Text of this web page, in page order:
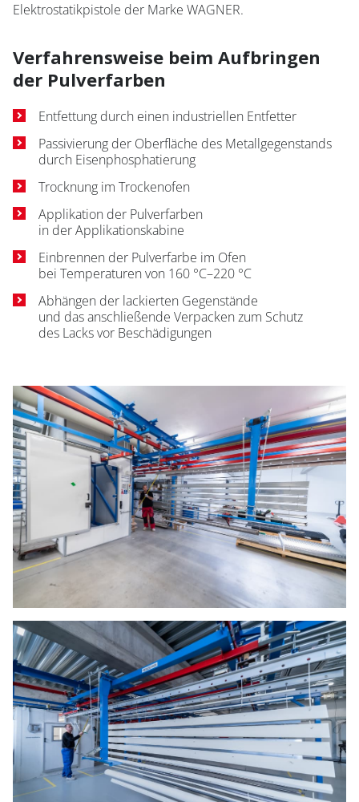
Elektrostatikpistole der Marke WAGNER.
Verfahrensweise beim Aufbringen
der Pulverfarben
Entfettung durch einen industriellen Entfetter
Passivierung der Oberfläche des Metallgegenstands
durch Eisenphosphatierung
Trocknung im Trockenofen
Applikation der Pulverfarben
in der Applikationskabine
Einbrennen der Pulverfarbe im Ofen
bei Temperaturen von 160 °C–220 °C
Abhängen der lackierten Gegenstände
und das anschließende Verpacken zum Schutz
des Lacks vor Beschädigungen